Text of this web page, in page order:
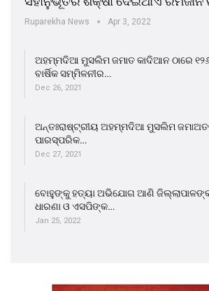
Ruparekha News Apr 3, 2022
ଅହମ୍ମଦିଆ ମୁସଲିମ ଜମାତ କାଦିଆନ ଠାରେ
ବାର୍ଷିକ ସମ୍ମିଳନୀର…
Dec 26, 2021
ଅନ୍ତଃରାଷ୍ଟ୍ରୀୟ ଅହମ୍ମଦିଆ ମୁସଲିମ
ପାରସ୍ପରିକ…
Dec 27, 2021
ବୋହୁଙ୍କୁ ହତ୍ୟା ଅଭିଯୋଗ ଆଣି ଜିଲ୍ଲାପାଳଙ୍କ
ଧାରଣା ଓ ଏସପିଙ୍କ…
Jan 25, 2022